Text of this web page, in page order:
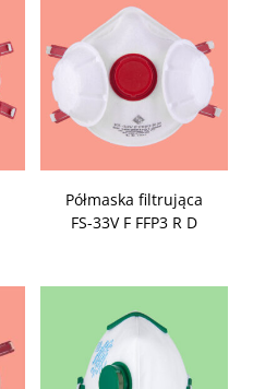
Półmaska filtrująca
FS-33V F FFP3 R D